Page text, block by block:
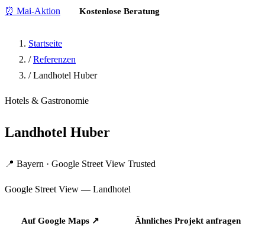
⏰ Mai-Aktion Kostenlose Beratung
Startseite
/ Referenzen
/ Landhotel Huber
Hotels & Gastronomie
Landhotel Huber
📍 Bayern · Google Street View Trusted
Google Street View — Landhotel
Auf Google Maps ↗ Ähnliches Projekt anfragen